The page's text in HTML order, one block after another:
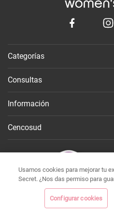
Categorías
Consultas
Información
Cencosud
Todos los derechos
Usamos cookies para mejorar tu
Secret. ¿Nos das permiso para
Configurar cookies